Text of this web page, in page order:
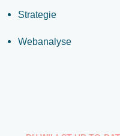
Strategie
Webanalyse